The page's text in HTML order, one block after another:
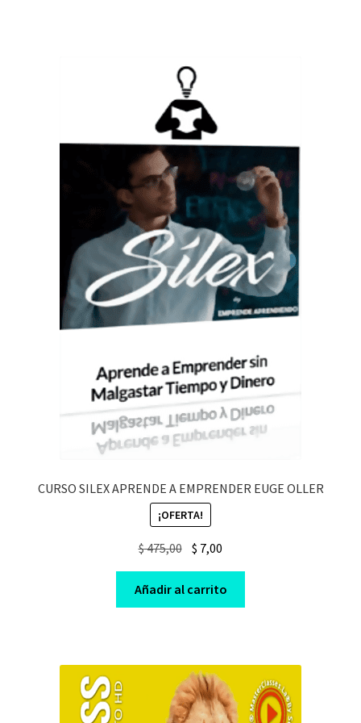
CURSO SILEX APRENDE A EMPRENDER EUGE OLLER
¡OFERTA!
$475,00 Original
was:
$ 475,00.
$ 7,00
is:
$ 7,00.
Añadir al carrito